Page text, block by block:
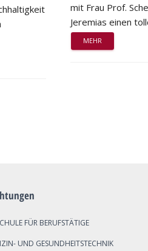
mit Frau Prof.
Jeremias einen
MEHR
FÜR BERUFSTÄTIGE
UND GESUNDHEITSTECHNIK